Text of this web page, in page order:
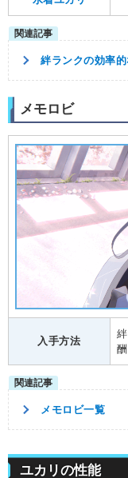
絆ランクの効率
メモロビ
入手方法
酬
メモロビ一覧
ユカリの性能